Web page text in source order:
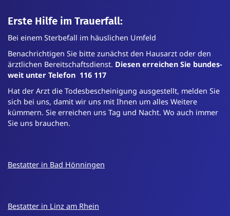
Erste Hilfe im Trauerfall:
Bei einem Sterbefall im häuslichen Umfeld
Benachrichtigen Sie bitte zunächst den Hausarzt oder den
ärztlichen Bereit­schafts­dienst. Diesen erreichen Sie bundes­
weit unter Telefon 116 117
Hat der Arzt die Todes­bescheinigung ausgestellt, melden Sie
sich bei uns, damit wir uns mit Ihnen um alles Weitere
kümmern. Sie erreichen uns Tag und Nacht. Wo auch immer
Sie uns brauchen.
Bestatter in Bad Hönningen
Bestatter in Linz am Rhein